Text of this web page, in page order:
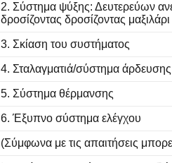
2. Σύστημα ψύξης: Δευτερεύων
δροσίζοντας δροσίζοντας μαξιλάρι
3. Σκίαση του συστήματος
4. Σταλαγματιά/σύστημα
5. Σύστημα θέρμανσης
6. Έξυπνο σύστημα ελέγχου
(Σύμφωνα με τις απαιτήσεις